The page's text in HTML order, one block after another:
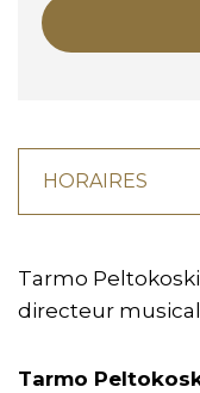
HORAIRES
Tarmo
directeur musical
Tarmo